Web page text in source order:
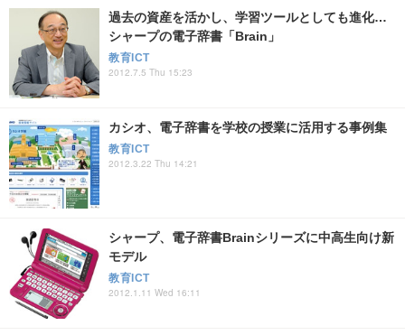
過去の資産を活かし、学習ツールとしても進化…
シャープの電子辞書「Brain」
教育ICT
2012.7.5 Thu 15:23
カシオ、電子辞書を学校の授業に活用する事例集
教育ICT
2012.3.22 Thu 14:21
シャープ、電子辞書Brainシリーズに中高生向け新
モデル
教育ICT
2012.1.11 Wed 16:11